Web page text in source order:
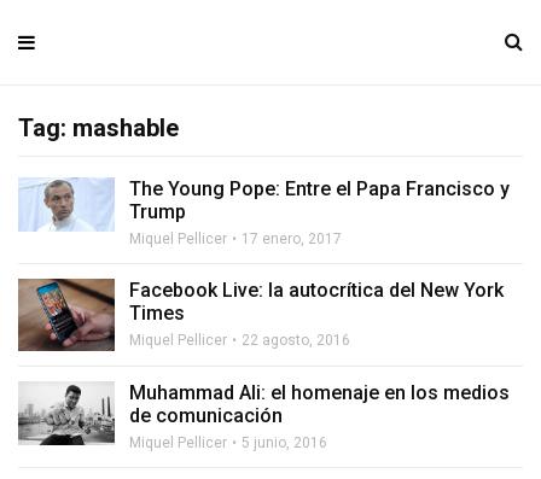
Tag: mashable
The Young Pope: Entre el Papa Francisco y
Trump
Miquel Pellicer 17 enero, 2017
Facebook Live: la autocrítica del New York
Times
Miquel Pellicer 22 agosto, 2016
Muhammad Ali: el homenaje en los medios
de comunicación
Miquel Pellicer 5 junio, 2016